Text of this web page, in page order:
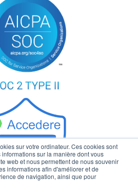
sur votre ordinateur. Ces cookies sont
sur la manière dont vous
web et nous permettent de nous souvenir
informations afin d'améliorer et de
de navigation, ainsi que pour